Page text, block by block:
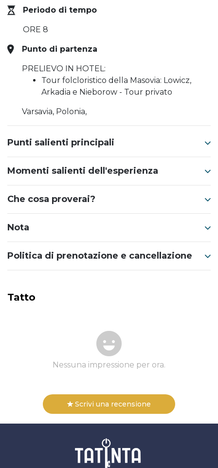
Periodo di tempo
ORE 8
Punto di partenza
PRELIEVO IN HOTEL:
Tour folcloristico della Masovia: Lowicz,
Arkadia e Nieborow - Tour privato
Varsavia, Polonia,
Punti salienti principali
Momenti salienti dell'esperienza
Che cosa proverai?
Nota
Politica di prenotazione e cancellazione
Tatto
Nessuna impressione per ora.
Scrivi una recensione